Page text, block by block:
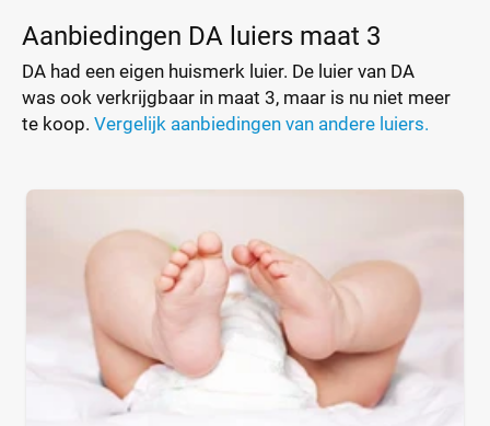
Aanbiedingen DA luiers maat 3
DA had een eigen huismerk luier. De luier van DA
was ook verkrijgbaar in maat 3, maar is nu niet meer
te koop. Vergelijk aanbiedingen van andere luiers.